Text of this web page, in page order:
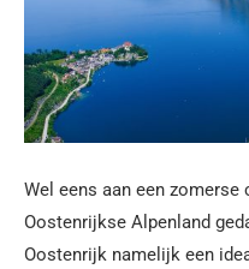
Wel eens aan een
Oostenrijkse Alpenland
Oostenrijk namelijk een